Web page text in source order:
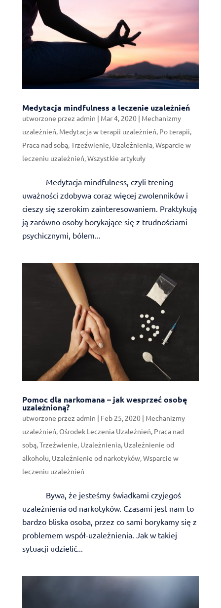
Medytacja mindfulness a leczenie uzależnień
utworzone przez admin | Mar 4, 2020| Mechanizmy
uzależnień, Medytacja w terapii uzależnień, Po terapii,
Praca nad sobą,Trzeźwienie, Uzależnienia,Wsparcie w
leczeniu uzależnień,Wszystkie artykuły
Medytacja mindfulness, czyli trening
uważności zdobywa coraz więcej zwolenników i
cieszy się szerokim zainteresowaniem. Praktykują
ją zarówno osoby borykające się z trudnościami
psychicznymi, bólem...
Pomoc dla narkomana – jak wesprzeć osobę
uzależnioną?
utworzone przez admin | Feb 25, 2020| Mechanizmy
uzależnień,Ośrodek Leczenia Uzależnień, Praca nad
sobą,Trzeźwienie, Uzależnienia, Uzależnienie od
alkoholu, Uzależnienie od narkotyków,Wsparcie w
leczeniu uzależnień
Bywa, że jesteśmy świadkami czyjegoś
uzależnienia od narkotyków. Czasami jest nam to
bardzo bliska osoba, przez co sami borykamy się z
problemem współ-uzależnienia. Jak w takiej
sytuacji udzielić...